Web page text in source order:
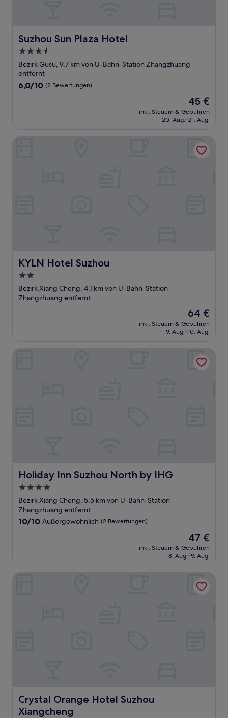
Suzhou Sun Plaza Hotel
Suzhou Sun Plaza Hotel
3.5-
Sterne-
Unterkunft
Bezirk Gusu, 9,7 km von U-Bahn-Station Zhangzhuang
entfernt
6.0
6,0/10 (2 Bewertungen)
Der
Preis
beträgt
45 €
inkl. Steuern & Gebühren
20. Aug.–21. Aug.
KYLN Hotel Suzhou
KYLN Hotel Suzhou
2.0-
Sterne-
Unterkunft
Bezirk Xiang Cheng, 4,1 km von U-Bahn-Station
Zhangzhuang entfernt
Der
Preis
beträgt
64 €
inkl. Steuern & Gebühren
9. Aug.–10. Aug.
Holiday Inn Suzhou North by IHG
Holiday Inn Suzhou North by IHG
4.0-
Sterne-
Unterkunft
Bezirk Xiang Cheng, 5,5 km von U-Bahn-Station
Zhangzhuang entfernt
10.0
10/10 Außergewöhnlich (2 Bewertungen)
Der
Preis
beträgt
47 €
inkl. Steuern & Gebühren
8. Aug.–9. Aug.
Crystal Orange Hotel Suzhou
Xiangcheng
Crystal Orange Hotel Suzhou Xiangcheng